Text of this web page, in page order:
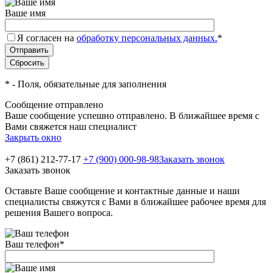
Ваше имя
Я согласен на обработку персональных данных.*
* - Поля, обязательные для заполнения
Сообщение отправлено
Ваше сообщение успешно отправлено. В ближайшее время с
Вами свяжется наш специалист
Закрыть окно
+7 (861) 212-77-17 +7 (900) 000-98-98Заказать звонок
Заказать звонок
Оставьте Ваше сообщение и контактные данные и наши
специалисты свяжутся с Вами в ближайшее рабочее время для
решения Вашего вопроса.
Ваш телефон*